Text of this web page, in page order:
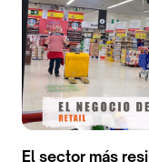
El sector más